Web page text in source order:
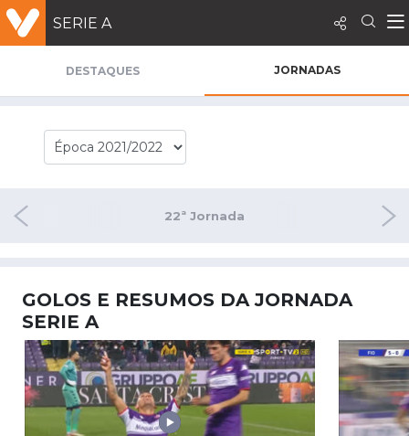
SERIE A
DESTAQUES JORNADAS
22ª Jornada 23ª
GOLOS E RESUMOS DA JORNADA
SERIE A